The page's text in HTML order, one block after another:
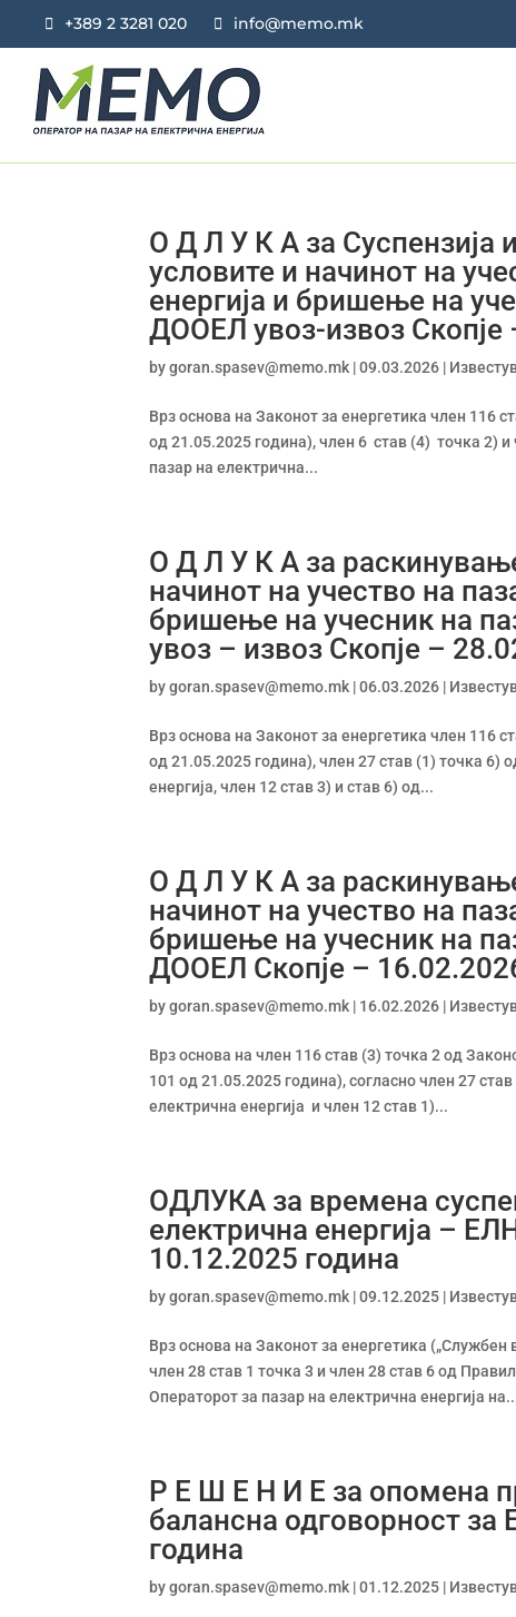
+389 2 3281 020 info@memo.mk
О Д Л У К А за Суспензија
условите и начинот на
енергија и бришење на
ДООЕЛ увоз-извоз Скопје
bygoran.spasev@memo.mk |09.03.2026 |
Врз основа на Законот за енергетика член 116
од 21.05.2025 година), член 6 став (4) точка 2) и
пазар на електрична...
О Д Л У К А за
начинот на учество на
бришење на учесник на
увоз – извоз Скопје –
bygoran.spasev@memo.mk |06.03.2026 |
Врз основа на Законот за енергетика член 116
од 21.05.2025 година), член 27 став (1) точка 6)
енергија, член 12 став 3) и став 6) од...
О Д Л У К А за
начинот на учество на
бришење на учесник на
ДООЕЛ Скопје –
bygoran.spasev@memo.mk | 16.02.2026 |
Врз основа на член 116 став (3) точка 2 од
101 од 21.05.2025 година), согласно член 27
електрична енергија и член 12 став 1)...
ОДЛУКА за времена
електрична енергија –
10.12.2025 година
bygoran.spasev@memo.mk |09.12.2025 |
Врз основа на Законот за енергетика
член 28 став 1 точка 3 и член 28 став 6 од
Операторот за пазар на електрична енергија
Р Е Ш Е Н И Е за опомена
балансна одговорност
година
bygoran.spasev@memo.mk |01.12.2025 |